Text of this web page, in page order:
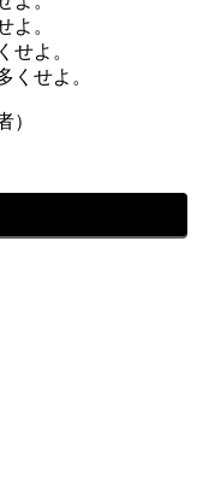
よ。
せよ。
くせよ。
）